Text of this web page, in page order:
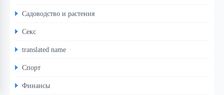
Садоводство и растения
Секс
translated name
Спорт
Финансы